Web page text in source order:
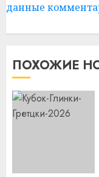
данные
ПОХОЖИЕ